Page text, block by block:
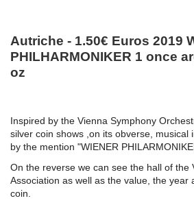
Autriche - 1.50€ Euros 2019
PHILHARMONIKER 1 once
oz
Inspired by the Vienna Symphony
silver coin shows ,on its obverse, musical
by the mention "WIENER
On the reverse we can see the hall of the
Association as well as the value, the year
coin.